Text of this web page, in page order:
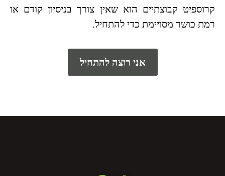
קרוספיט קבוצתיים הוא שאין צורך בניסיון קודם או
רמת כושר מסויימת כדי להתחיל.
אני רוצה להתחיל